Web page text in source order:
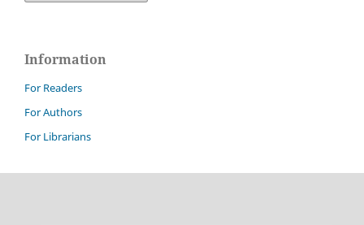
Information
For Readers
For Authors
For Librarians